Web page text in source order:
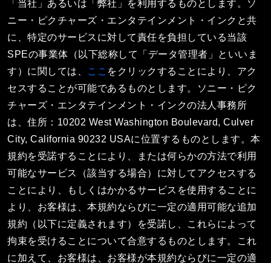
「当社」あるいは「弊社」を利用するものとします。ソ
ニー・ピクチャーズ・エンタテインメント・インクと共
に、特定のサービスに対して責任を負担している当該
SPEの事業体（以下総称して「データ管理者」といいま
す）に関しては、
ここ をクリックすることにより、アク
セスすることが可能であるものとします。ソニー・ピク
チャーズ・エンタテインメント・インクの法人事務所
は、住所：10202 West Washington Boulevard, Culver
City, California 90232 USAに位置するものとします。本
規約を受諾することにより、または何らかの方法で利用
可能なサービス（該当する場合）に対してアクセスする
ことにより、もしくはかかるサービスを使用することに
より、お客様は、本規約ならびに一定の適用可能な追加
規約（以下に定義されます）を受諾し、これらによって
拘束を受けることについて合意するものとします。これ
に加えて、お客様は、お客様が本規約ならびに一定の適